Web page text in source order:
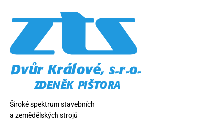
Široké spektrum stavebních
a zemědělských strojů